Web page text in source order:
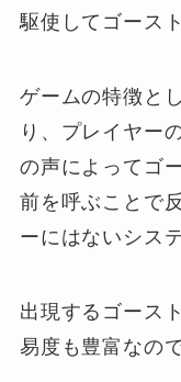
駆使してゴース
ゲームの特徴と
り、プレイヤー
の声によってゴ
前を呼ぶことで
ーにはないシス
出現するゴース
易度も豊富なの